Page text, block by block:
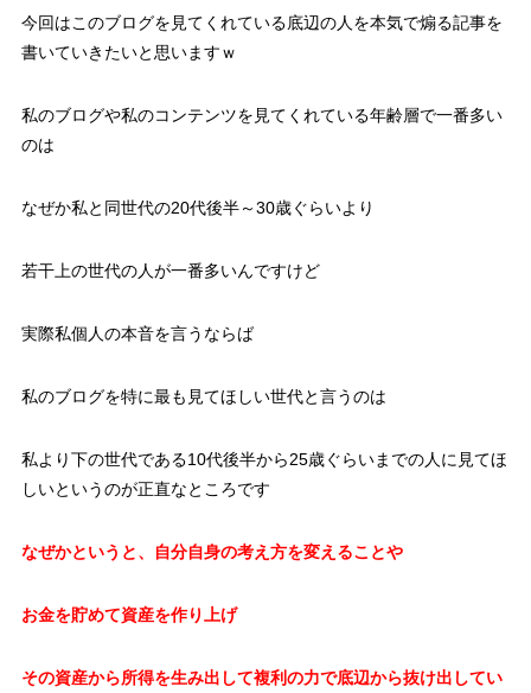
今回はこのブログを見てくれている底辺の人を本気で煽る記事を
書いていきたいと思いますｗ
私のブログや私のコンテンツを見てくれている年齢層で一番多い
のは
なぜか私と同世代の20代後半～30歳ぐらいより
若干上の世代の人が一番多いんですけど
実際私個人の本音を言うならば
私のブログを特に最も見てほしい世代と言うのは
私より下の世代である10代後半から25歳ぐらいまでの人に見てほ
しいというのが正直なところです
なぜかというと、自分自身の考え方を変えることや
お金を貯めて資産を作り上げ
その資産から所得を生み出して複利の力で底辺から抜け出してい